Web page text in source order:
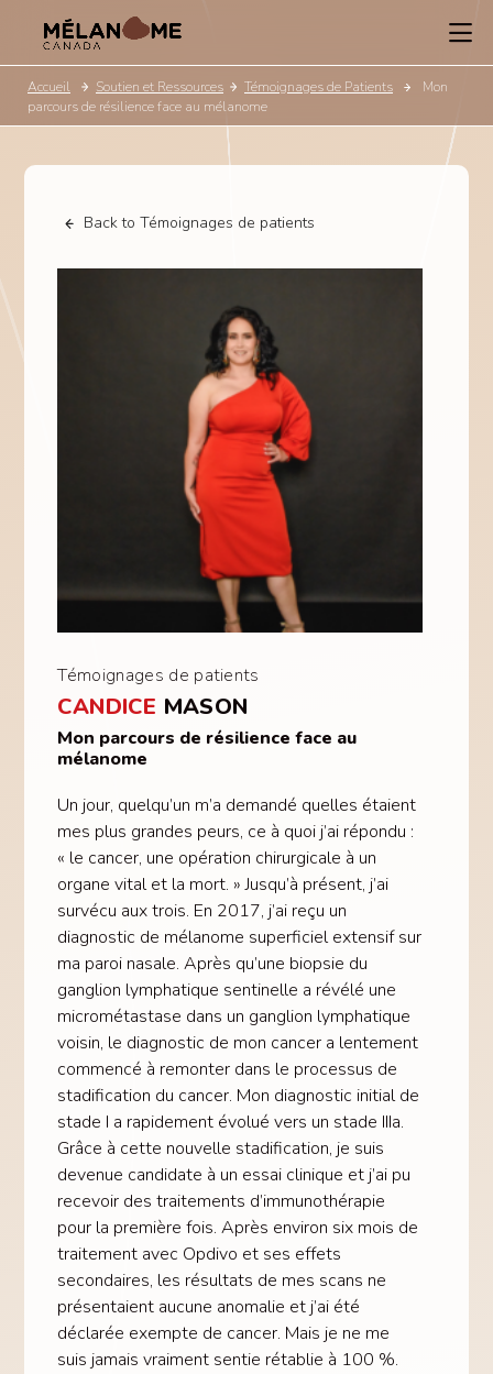
Accueil Témoignages de Patients
Soutien et Ressources
Mon
parcours de résilience face au mélanome
Back to Témoignages de patients
Témoignages de patients
CANDICE MASON
Mon parcours de résilience face au
mélanome
Un jour, quelqu’un m’a demandé quelles étaient
mes plus grandes peurs, ce à quoi j’ai répondu :
« le cancer, une opération chirurgicale à un
organe vital et la mort. » Jusqu’à présent, j’ai
survécu aux trois. En 2017, j’ai reçu un
diagnostic de mélanome superficiel extensif sur
ma paroi nasale. Après qu’une biopsie du
ganglion lymphatique sentinelle a révélé une
micrométastase dans un ganglion lymphatique
voisin, le diagnostic de mon cancer a lentement
commencé à remonter dans le processus de
stadification du cancer. Mon diagnostic initial de
stade I a rapidement évolué vers un stade IIIa.
Grâce à cette nouvelle stadification, je suis
devenue candidate à un essai clinique et j’ai pu
recevoir des traitements d’immunothérapie
pour la première fois. Après environ six mois de
traitement avec Opdivo et ses effets
secondaires, les résultats de mes scans ne
présentaient aucune anomalie et j’ai été
déclarée exempte de cancer. Mais je ne me
suis jamais vraiment sentie rétablie à 100 %.